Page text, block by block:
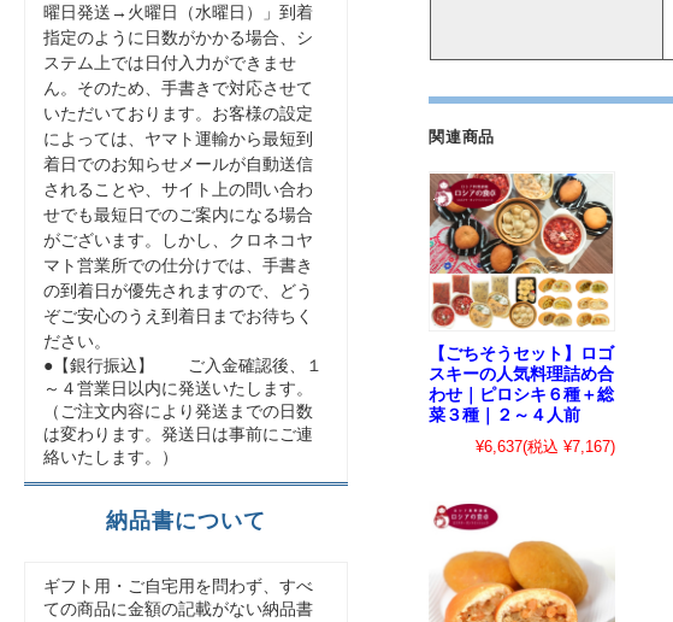
関連商品
【ごちそうセット】ロゴ
スキーの人気料理詰め合
わせ｜ピロシキ６種＋総
菜３種｜２～４人前
¥6,637(税込 ¥7,167)
曜日発送→火曜日（水曜日）」到着
指定のように日数がかかる場合、シ
ステム上では日付入力ができませ
ん。そのため、手書きで対応させて
いただいております。お客様の設定
によっては、ヤマト運輸から最短到
着日でのお知らせメールが自動送信
されることや、サイト上の問い合わ
せでも最短日でのご案内になる場合
がございます。しかし、クロネコヤ
マト営業所での仕分けでは、手書き
の到着日が優先されますので、どう
ぞご安心のうえ到着日までお待ちく
ださい。
●【銀行振込】 ご入金確認後、１
～４営業日以内に発送いたします。
（ご注文内容により発送までの日数
は変わります。発送日は事前にご連
絡いたします。）
納品書について
ギフト用・ご自宅用を問わず、すべ
ての商品に金額の記載がない納品書